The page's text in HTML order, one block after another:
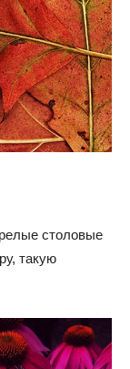
столовые
такую